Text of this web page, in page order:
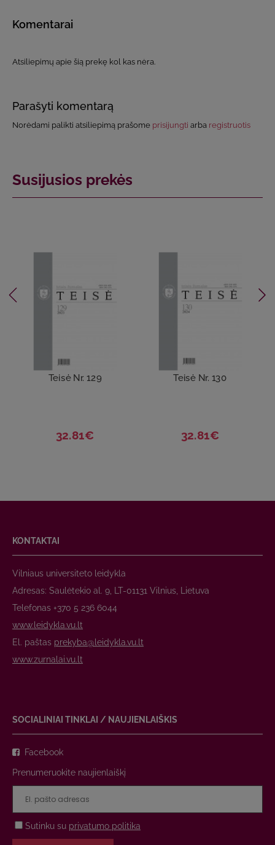
Komentarai
Atsiliepimų apie šią prekę kol kas nėra.
Parašyti komentarą
Norėdami palikti atsiliepimą prašome prisijungti arba registruotis
Susijusios prekės
Teisė Nr. 129
32.81€
Teisė Nr. 130
32.81€
KONTAKTAI
Vilniaus universiteto leidykla
Adresas: Saulėtekio al. 9, LT-01131 Vilnius, Lietuva
Telefonas +370 5 236 6044
www.leidykla.vu.lt
El. paštas prekyba@leidykla.vu.lt
www.zurnalai.vu.lt
SOCIALINIAI TINKLAI / NAUJIENLAIŠKIS
Facebook
Prenumeruokite naujienlaiškį
Sutinku su privatumo politika